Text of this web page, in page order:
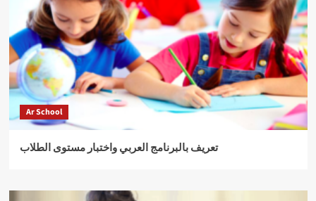
Ar School
تعريف بالبرنامج العربي واختبار مستوى الطلاب